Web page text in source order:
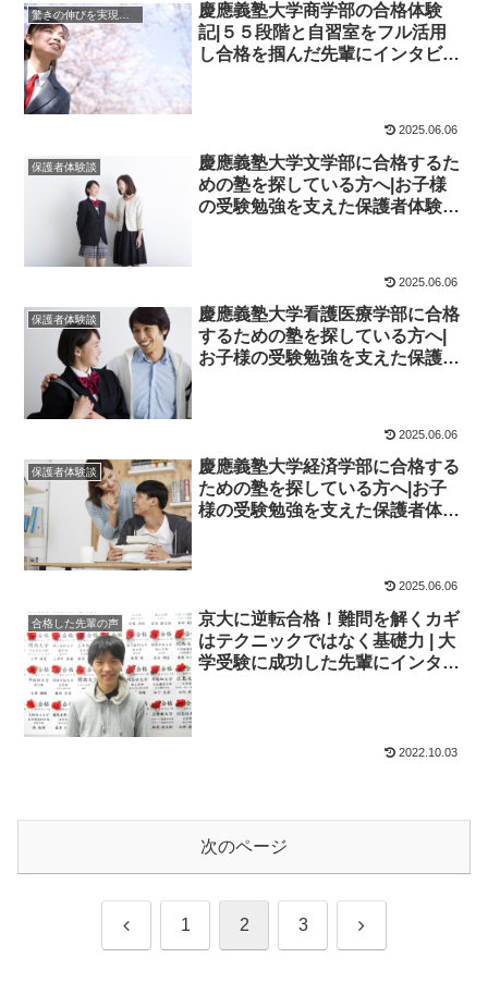
驚きの伸びを実現｜先輩列伝
慶應義塾大学商学部の合格体験
記|５５段階と自習室をフル活用
し合格を掴んだ先輩にインタビュ
2025.06.06
保護者体験談
慶應義塾大学文学部に合格するた
めの塾を探している方へ|お子様
の受験勉強を支えた保護者体験
2025.06.06
保護者体験談
慶應義塾大学看護医療学部に合格
するための塾を探している方へ|
お子様の受験勉強を支えた保護者
2025.06.06
保護者体験談
慶應義塾大学経済学部に合格する
ための塾を探している方へ|お子
様の受験勉強を支えた保護者体験
2025.06.06
合格した先輩の声
京大に逆転合格！難問を解くカギ
はテクニックではなく基礎力 | 大
学受験に成功した先輩にインタビ
2022.10.03
次のページ
前 1 2 3 次